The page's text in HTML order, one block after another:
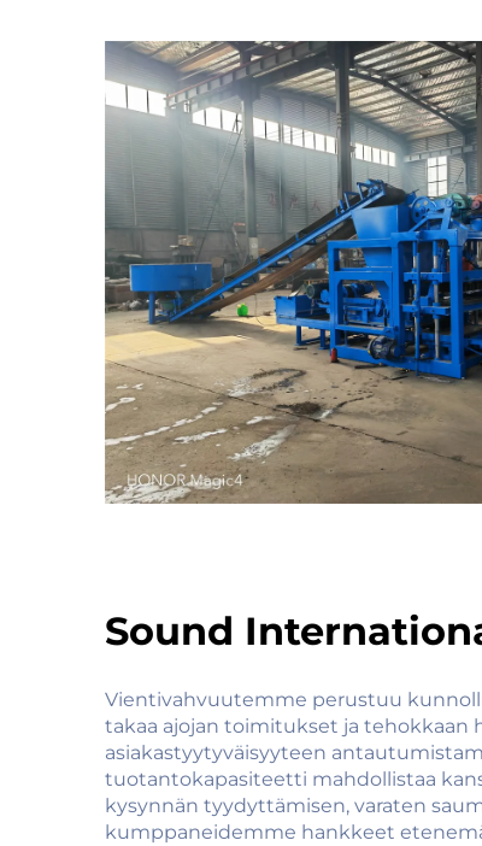
Sound
Vientivahvuutemme perustuu
takaa ajojan toimitukset ja tehokkaan
asiakastyytyväisyyteen
tuotantokapasiteetti mahdollistaa
kysynnän tyydyttämisen, varaten
kumppaneidemme hankkeet